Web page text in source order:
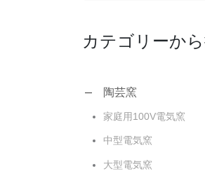
カテゴリーか
陶芸窯
家庭用100V電気窯
中型電気窯
大型電気窯